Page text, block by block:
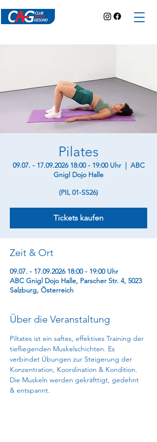
Pilates
09.07. - 17.09.2026 18:00 - 19:00 Uhr
  |
ABC
Gnigl Dojo Halle
(PIL 01-SS26)
Tickets kaufen
Zeit & Ort
09.07. - 17.09.2026 18:00 - 19:00 Uhr
ABC Gnigl Dojo Halle, Parscher Str. 4, 5023
Salzburg, Österreich
Über die Veranstaltung
Piltates ist ein saftes, effektives Training der
tiefliegenden Muskelschichten. Es
verbindet Übungen zur Steigerung der
Konzentration, Koordination & Kondition.
Die Muskeln werden gekräfttigt, gedehnt
& entspannt.